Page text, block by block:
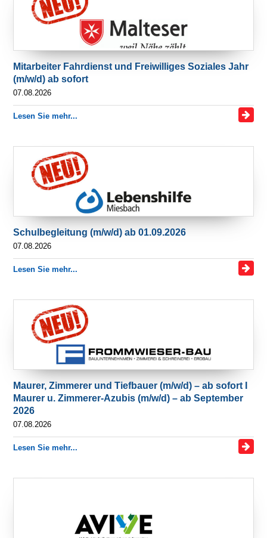
Mitarbeiter Fahrdienst und Freiwilliges Soziales Jahr
(m/w/d) ab sofort
07.08.2026
Lesen Sie mehr...
Schulbegleitung (m/w/d) ab 01.09.2026
07.08.2026
Lesen Sie mehr...
Maurer, Zimmerer und Tiefbauer (m/w/d) – ab sofort I
Maurer u. Zimmerer-Azubis (m/w/d) – ab September
2026
07.08.2026
Lesen Sie mehr...